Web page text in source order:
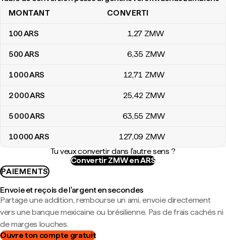
Table de conversion pesos argentins vers kwachas zambiens
MONTANT CONVERTI
100ARS 1,27 ZMW
500ARS 6,35 ZMW
1 000ARS 12,71 ZMW
2 000ARS 25,42 ZMW
5 000ARS 63,55 ZMW
10 000ARS 127,09 ZMW
Tu veux convertir dans l'autre sens ?
Convertir ZMW en ARS
PAIEMENTS
Envoie et reçois de l'argent en secondes
Partage une addition, rembourse un ami, envoie directement
vers une banque mexicaine ou brésilienne. Pas de frais cachés ni
de marges louches.
Ouvre ton compte gratuit